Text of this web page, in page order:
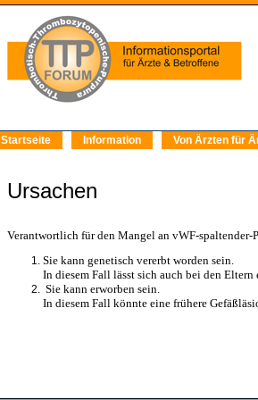
Startseite Information Von Ärzten für
Ursachen
Verantwortlich für den Mangel an vWF-spaltender-
Sie kann genetisch vererbt worden sein.
In diesem Fall lässt sich auch bei den
Sie kann erworben sein.
In diesem Fall könnte eine frühere